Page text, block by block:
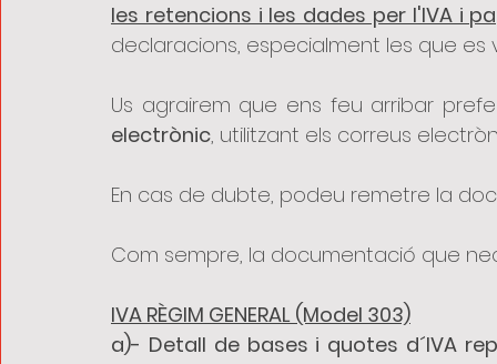
les retencions i les dades per l'IVA i
declaracions, especialment les que es
Us agrairem que ens feu arribar
electrònic, utilitzant els correus
En cas de dubte, podeu remetre la
Com sempre, la documentació que
IVA RÈGIM GENERAL (Model 303)
a)- Detall de bases i quotes d´IVA